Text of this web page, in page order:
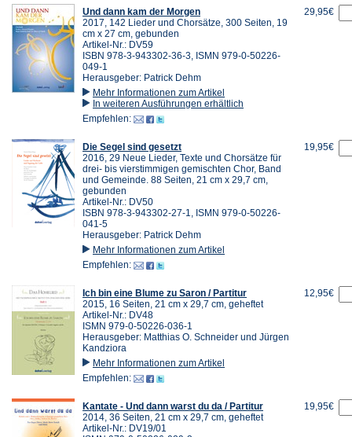
Und dann kam der Morgen
2017, 142 Lieder und Chorsätze, 300 Seiten, 19
cm x 27 cm, gebunden
Artikel-Nr.: DV59
ISBN 978-3-943302-36-3, ISMN 979-0-50226-
049-1
Herausgeber: Patrick Dehm
Mehr Informationen zum Artikel
In weiteren Ausführungen erhältlich
Empfehlen:
29,95€
Die Segel sind gesetzt
2016, 29 Neue Lieder, Texte und Chorsätze für
drei- bis vierstimmigen gemischten Chor, Band
und Gemeinde. 88 Seiten, 21 cm x 29,7 cm,
gebunden
Artikel-Nr.: DV50
ISBN 978-3-943302-27-1, ISMN 979-0-50226-
041-5
Herausgeber: Patrick Dehm
Mehr Informationen zum Artikel
Empfehlen:
19,95€
Ich bin eine Blume zu Saron / Partitur
2015, 16 Seiten, 21 cm x 29,7 cm, geheftet
Artikel-Nr.: DV48
ISMN 979-0-50226-036-1
Herausgeber: Matthias O. Schneider und Jürgen
Kandziora
Mehr Informationen zum Artikel
Empfehlen:
12,95€
Kantate - Und dann warst du da / Partitur
2014, 36 Seiten, 21 cm x 29,7 cm, geheftet
Artikel-Nr.: DV19/01
19,95€